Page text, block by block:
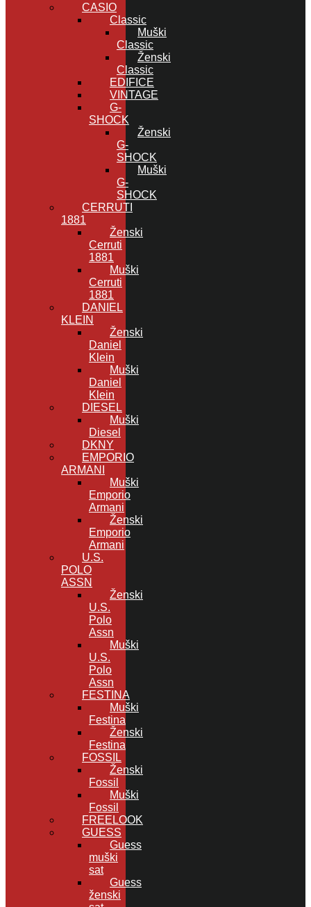
CASIO
Classic
Muški
Classic
Ženski
Classic
EDIFICE
VINTAGE
G-
SHOCK
Ženski
G-
SHOCK
Muški
G-
SHOCK
CERRUTI
1881
Ženski
Cerruti
1881
Muški
Cerruti
1881
DANIEL
KLEIN
Ženski
Daniel
Klein
Muški
Daniel
Klein
DIESEL
Muški
Diesel
DKNY
EMPORIO
ARMANI
Muški
Emporio
Armani
Ženski
Emporio
Armani
U.S.
POLO
ASSN
Ženski
U.S.
Polo
Assn
Muški
U.S.
Polo
Assn
FESTINA
Muški
Festina
Ženski
Festina
FOSSIL
Ženski
Fossil
Muški
Fossil
FREELOOK
GUESS
Guess
muški
sat
Guess
ženski